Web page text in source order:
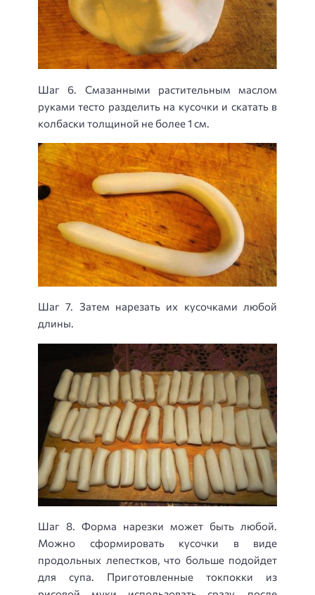
Шаг 6. Смазанными растительным маслом
руками тесто разделить на кусочки и скатать в
колбаски толщиной не более 1 см.
Шаг 7. Затем нарезать их кусочками любой
длины.
Шаг 8. Форма нарезки может быть любой.
Можно сформировать кусочки в виде
продольных лепестков, что больше подойдет
для супа. Приготовленные токпокки из